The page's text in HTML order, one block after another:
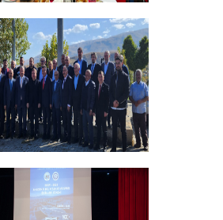
Toplantısı Yapıldı
+
Kurulumuz Erzincan
Bir Takım Ziyaretlerde
Bulundu